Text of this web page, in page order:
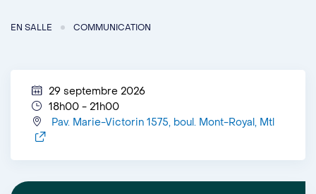
EN SALLE COMMUNICATION
29 septembre 2026
18h00 - 21h00
Pav. Marie-Victorin 1575, boul. Mont-Royal, Mtl